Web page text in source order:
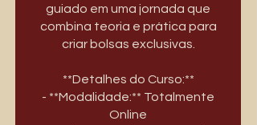
guiado em uma jornada que
combina teoria e prática para
criar bolsas exclusivas.
**Detalhes do Curso:**
- **Modalidade:** Totalmente
Online